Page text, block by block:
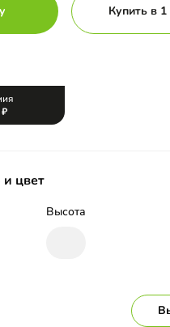
Купить в
цвет
Высота